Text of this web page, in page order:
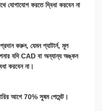
যোগাযোগ করতে দ্বিধা করবেন না
করুন, যেমন প্যাটার্ন, মূল
যদি CAD বা অন্যান্য অঙ্কন
করবেন না।
আগে 70% সুষম পেমেন্ট।